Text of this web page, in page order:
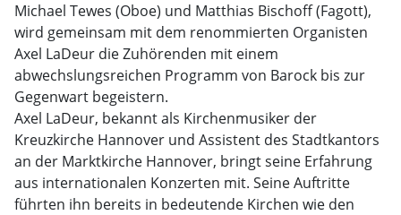
Michael Tewes (Oboe) und Matthias Bischoff (Fagott),
wird gemeinsam mit dem renommierten Organisten
Axel LaDeur die Zuhörenden mit einem
abwechslungsreichen Programm von Barock bis zur
Gegenwart begeistern.
Axel LaDeur, bekannt als Kirchenmusiker der
Kreuzkirche Hannover und Assistent des Stadtkantors
an der Marktkirche Hannover, bringt seine Erfahrung
aus internationalen Konzerten mit. Seine Auftritte
führten ihn bereits in bedeutende Kirchen wie den